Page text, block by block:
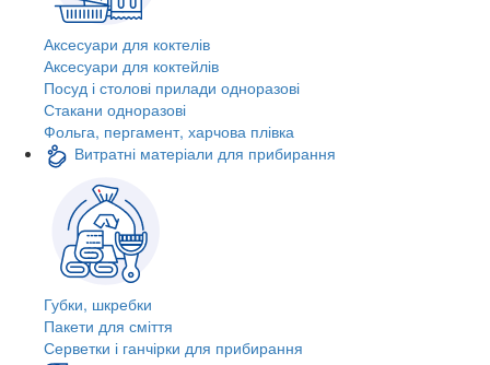
Аксесуари для коктелів
Аксесуари для коктейлів
Посуд і столові прилади одноразові
Стакани одноразові
Фольга, пергамент, харчова плівка
Витратні матеріали для прибирання
Губки, шкребки
Пакети для сміття
Серветки і ганчірки для прибирання